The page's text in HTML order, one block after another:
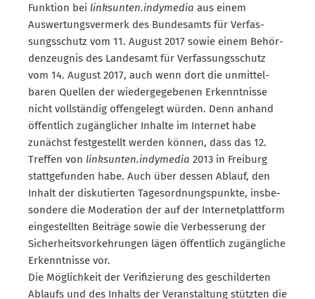
Funktion bei links­unten.indymedia aus einem
Auswer­tungs­vermerk des Bundesamts für Verfas­
sungs­schutz vom 11. August 2017 sowie einem Behör­
den­zeugnis des Landesamt für Verfas­sungs­schutz
vom 14. August 2017, auch wenn dort die unmit­tel­
baren Quellen der wieder­ge­ge­benen Erkennt­nisse
nicht vollständig offen­gelegt würden. Denn anhand
öffentlich zugäng­licher Inhalte im Internet habe
zunächst festge­stellt werden können, dass das 12.
Treffen von links­unten.indymedia 2013 in Freiburg
statt­ge­funden habe. Auch über dessen Ablauf, den
Inhalt der disku­tierten Tages­ord­nungs­punkte, insbe­
sondere die Moderation der auf der Inter­net­plattform
einge­stellten Beiträge sowie die Verbes­serung der
Sicher­heits­vor­keh­rungen lägen öffentlich zugäng­liche
Erkennt­nisse vor.
Die Möglichkeit der Verifi­zierung des geschil­derten
Ablaufs und des Inhalts der Veran­staltung stützten die